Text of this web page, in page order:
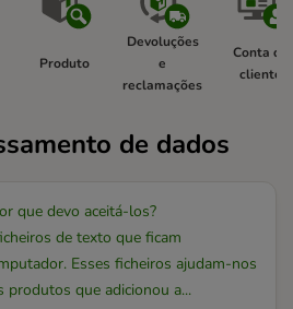
Produto
Devoluções
e
reclamações
Conta de
cliente
de dados
que devo aceitá-los?
de texto que ficam
Esses ficheiros ajudam-nos
que adicionou a...